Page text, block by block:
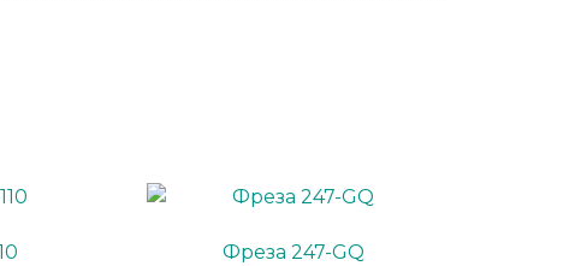
Фреза 247-GQ